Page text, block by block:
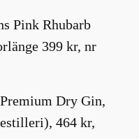
Pink Rhubarb
399 kr, nr
Dry Gin,
464 kr,